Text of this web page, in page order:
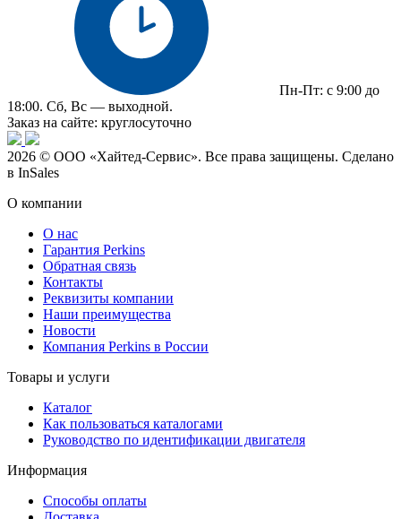
Пн-Пт: с 9:00 до
18:00. Сб, Вс — выходной.
Заказ на сайте: круглосуточно
2026 © ООО «Хайтед-Сервис». Все права защищены. Сделано
в InSales
О компании
О нас
Гарантия Perkins
Обратная связь
Контакты
Реквизиты компании
Наши преимущества
Новости
Компания Perkins в России
Товары и услуги
Каталог
Как пользоваться каталогами
Руководство по идентификации двигателя
Информация
Способы оплаты